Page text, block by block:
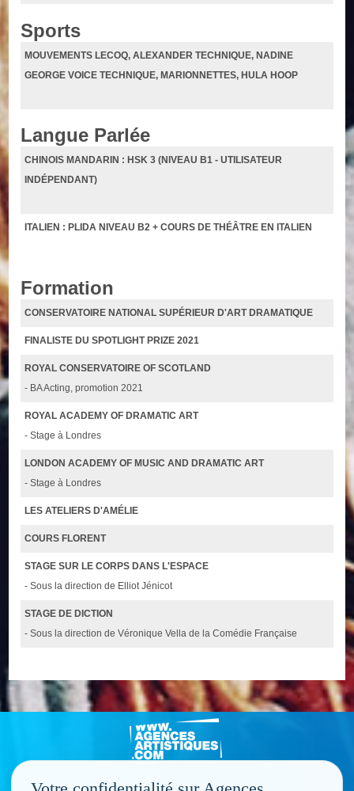
Sports
MOUVEMENTS LECOQ, ALEXANDER TECHNIQUE, NADINE
GEORGE VOICE TECHNIQUE, MARIONNETTES, HULA HOOP
Langue Parlée
CHINOIS MANDARIN : HSK 3 (NIVEAU B1 - UTILISATEUR
INDÉPENDANT)
ITALIEN : PLIDA NIVEAU B2 + COURS DE THÉÂTRE EN ITALIEN
Formation
CONSERVATOIRE NATIONAL SUPÉRIEUR D'ART DRAMATIQUE
FINALISTE DU SPOTLIGHT PRIZE 2021
ROYAL CONSERVATOIRE OF SCOTLAND
- BA Acting, promotion 2021
ROYAL ACADEMY OF DRAMATIC ART
- Stage à Londres
LONDON ACADEMY OF MUSIC AND DRAMATIC ART
- Stage à Londres
LES ATELIERS D'AMÉLIE
COURS FLORENT
STAGE SUR LE CORPS DANS L'ESPACE
- Sous la direction de Elliot Jénicot
STAGE DE DICTION
- Sous la direction de Véronique Vella de la Comédie Française